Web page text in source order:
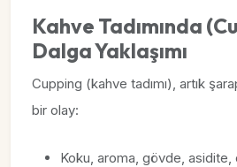
Kahve Tadımında
Dalga Yaklaşımı
Cupping (kahve tadımı), artık
bir olay:
Koku, aroma, gövde,